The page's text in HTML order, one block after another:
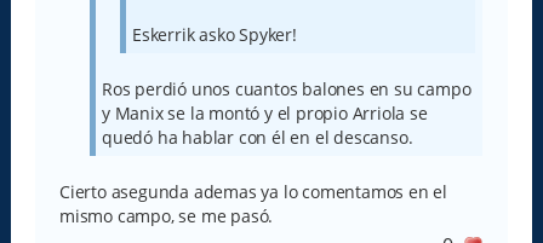
Eskerrik asko Spyker!
Ros perdió unos cuantos balones en su campo
y Manix se la montó y el propio Arriola se
quedó ha hablar con él en el descanso.
Cierto asegunda ademas ya lo comentamos en el
mismo campo, se me pasó.